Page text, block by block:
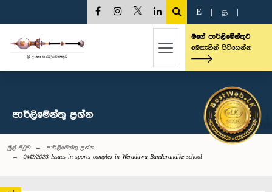
E த
මගේ පාර්ලිමේන්තුව
මෙතැනින් පිවිසෙන්න
පාර්ලි‌මේන්තු‌ ප්‍රශ්න
මුල් පිටුව
පාර්ලි‌මේන්තු‌ ප්‍රශ්න
0442/2023: Issues in sports complex in Weraduwa Bandaranaike school